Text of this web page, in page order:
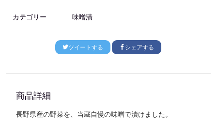
カテゴリー 味噌漬
ツイートする シェアする
商品詳細
長野県産の野菜を、当蔵自慢の味噌で漬けました。